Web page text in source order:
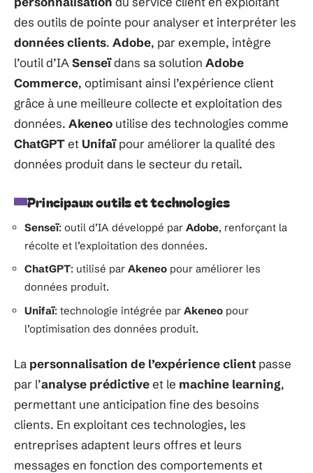
des outils de pointe pour analyser et interpréter les
données clients. Adobe, par exemple, intègre
l’outil d’IASenseïdans sa solution Adobe
Commerce, optimisant ainsi l’expérience client
grâce à une meilleure collecte et exploitation des
données. Akeneo utilise des technologies comme
ChatGPTet Unifaïpour améliorer la qualité des
données produit dans le secteur du retail.
Principaux outils et technologies
Senseï: outil d’IA développé par Adobe, renforçant la
récolte et l’exploitation des données.
ChatGPT: utilisé par Akeneo pour améliorer les
données produit.
Unifaï: technologie intégrée par Akeneo pour
l’optimisation des données produit.
La personnalisation de l’expérience client passe
par l’analyse prédictiveet le machine learning,
permettant une anticipation fine des besoins
clients. En exploitant ces technologies, les
entreprises adaptent leurs offres et leurs
messages en fonction des comportements et